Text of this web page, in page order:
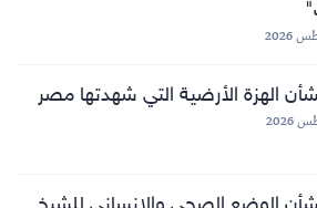
الهزة الأرضية التي شهدتها مصر